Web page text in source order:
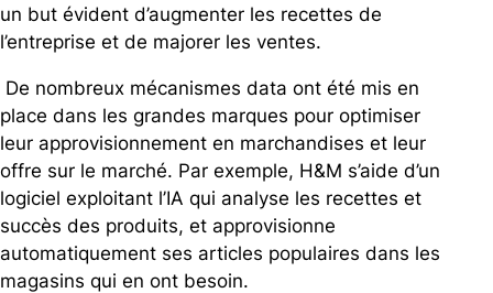
un but évident d’augmenter les recettes de
l’entreprise et de majorer les ventes.
De nombreux mécanismes data ont été mis en
place dans les grandes marques pour optimiser
leur approvisionnement en marchandises et leur
offre sur le marché. Par exemple, H&M s’aide d’un
logiciel exploitant l’IA qui analyse les recettes et
succès des produits, et approvisionne
automatiquement ses articles populaires dans les
magasins qui en ont besoin.